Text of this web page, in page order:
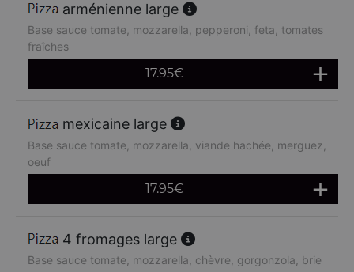
arménienne large
Base sauce tomate, mozzarella, pepperoni, feta, tomates
fraîches
17.95€
mexicaine large
Base sauce tomate, mozzarella, viande hachée, merguez,
oeuf
17.95€
4 fromages large
Base sauce tomate, mozzarella, chèvre, gorgonzola, brie